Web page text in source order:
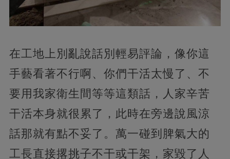
在工地上別亂說話別輕易評論，像你這
手藝看著不行啊、你們干活太慢了、不
要用我家衛生間等等這類話，人家辛苦
干活本身就很累了，此時在旁邊說風涼
話那就有點不妥了。萬一碰到脾氣大的
工長直接撂挑子不干或干架，家毀了人